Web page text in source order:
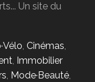
Un site du
, Cinémas,
, Immobilier
, Mode·Beauté,